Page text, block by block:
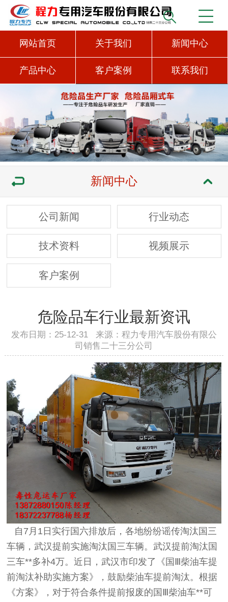
网站首页 关于我们 新闻中心
产品中心 客户案例 联系我们
新闻中心
公司新闻 行业动态
技术资料 视频展示
客户案例
危险品车行业最新资讯
发布日期：25-12-31 来源：程力专用汽车股份有限公
司销售二十三分公司
自7月1日实行国六排放后，各地纷纷谣传淘汰国三
车辆，武汉提前实施淘汰国三车辆。武汉提前淘汰国
三车**多补4万。近日，武汉市印发了《国Ⅲ柴油车提
前淘汰补助实施方案》，鼓励柴油车提前淘汰。根据
《方案》，对于符合条件提前报废的国Ⅲ柴油车**可